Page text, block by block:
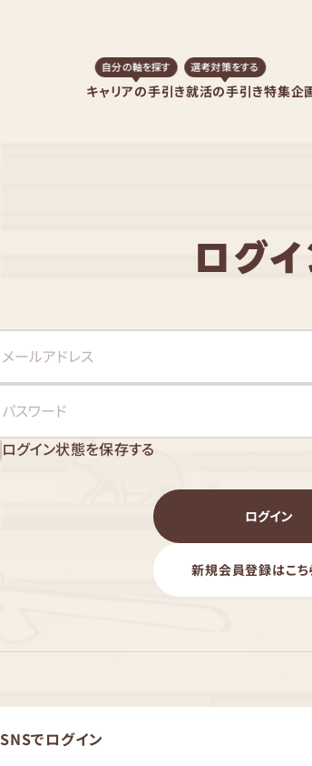
キャリアの手引き
自分の軸を探す
就活の手引き
選考対策をする
特集企
ログ
ログイン状態を保存する
ログイン
新規会員登録はこち
SNSでログイン